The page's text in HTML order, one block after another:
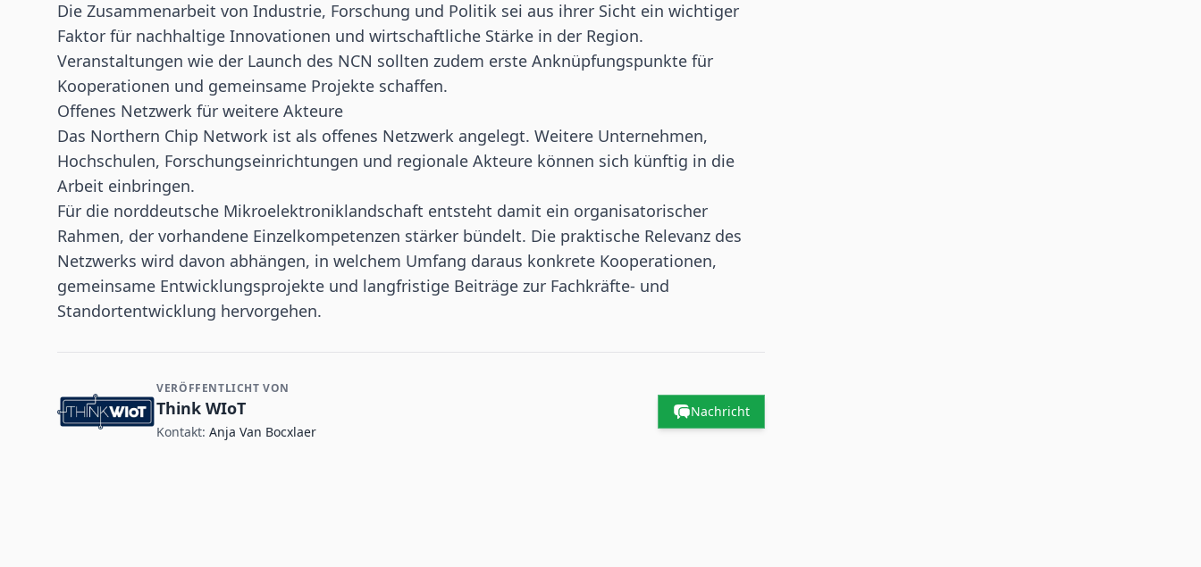
Die Zusammenarbeit von Industrie, Forschung und Politik sei aus ihrer Sicht ein wichtiger
Faktor für nachhaltige Innovationen und wirtschaftliche Stärke in der Region.
Veranstaltungen wie der Launch des NCN sollten zudem erste Anknüpfungspunkte für
Kooperationen und gemeinsame Projekte schaffen.
Offenes Netzwerk für weitere Akteure
Das Northern Chip Network ist als offenes Netzwerk angelegt. Weitere Unternehmen,
Hochschulen, Forschungseinrichtungen und regionale Akteure können sich künftig in die
Arbeit einbringen.
Für die norddeutsche Mikroelektroniklandschaft entsteht damit ein organisatorischer
Rahmen, der vorhandene Einzelkompetenzen stärker bündelt. Die praktische Relevanz des
Netzwerks wird davon abhängen, in welchem Umfang daraus konkrete Kooperationen,
gemeinsame Entwicklungsprojekte und langfristige Beiträge zur Fachkräfte- und
Standortentwicklung hervorgehen.
Kontakt- und Firmeninformationen
VERÖFFENTLICHT VON
Think WIoT
Kontakt:Anja Van Bocxlaer
Nachricht